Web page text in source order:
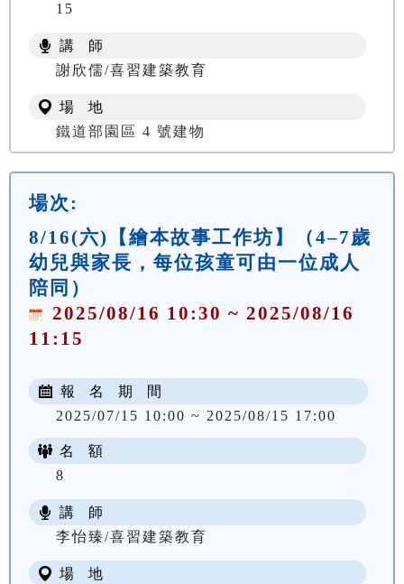
15
講 師
謝欣儒/喜習建築教育
場 地
鐵道部園區 4 號建物
場次:
8/16(六)【繪本故事工作坊】（4–7歲
幼兒與家長，每位孩童可由一位成人
陪同）
2025/08/16 10:30 ~ 2025/08/16
11:15
報 名 期 間
2025/07/15 10:00 ~ 2025/08/15 17:00
名 額
8
講 師
李怡臻/喜習建築教育
場 地